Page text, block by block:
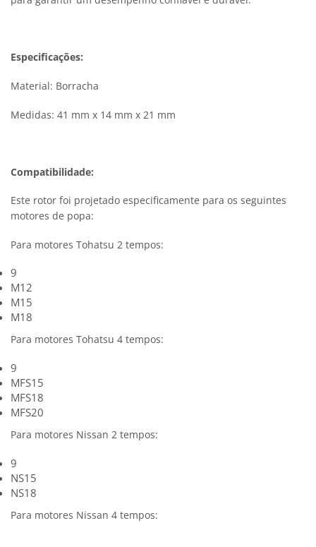
Especificações:
Material: Borracha
Medidas: 41 mm x 14 mm x 21 mm
Compatibilidade:
Este rotor foi projetado especificamente para os seguintes
motores de popa:
Para motores Tohatsu 2 tempos:
9
M12
M15
M18
Para motores Tohatsu 4 tempos:
9
MFS15
MFS18
MFS20
Para motores Nissan 2 tempos:
9
NS15
NS18
Para motores Nissan 4 tempos: